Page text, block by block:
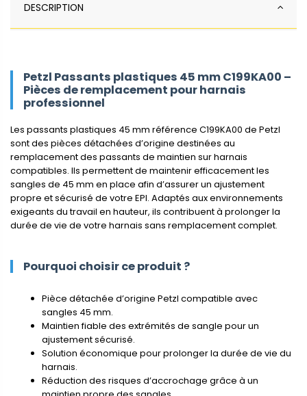
DESCRIPTION
Petzl Passants plastiques 45 mm C199KA00 –
Pièces de remplacement pour harnais
professionnel
Les passants plastiques 45 mm référence C199KA00 de Petzl
sont des pièces détachées d’origine destinées au
remplacement des passants de maintien sur harnais
compatibles. Ils permettent de maintenir efficacement les
sangles de 45 mm en place afin d’assurer un ajustement
propre et sécurisé de votre EPI. Adaptés aux environnements
exigeants du travail en hauteur, ils contribuent à prolonger la
durée de vie de votre harnais sans remplacement complet.
Pourquoi choisir ce produit ?
Pièce détachée d’origine Petzl compatible avec
sangles 45 mm.
Maintien fiable des extrémités de sangle pour un
ajustement sécurisé.
Solution économique pour prolonger la durée de vie du
harnais.
Réduction des risques d’accrochage grâce à un